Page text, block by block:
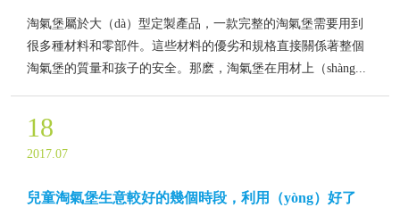
淘氣堡屬於大（dà）型定製產品，一款完整的淘氣堡需要用到
很多種材料和零部件。這些材料的優劣和規格直接關係著整個
淘氣堡的質量和孩子的安全。那麽，淘氣堡在用材上（shàng...
18
2017.07
兒童淘氣堡生意較好的幾個時段，利用（yòng）好了